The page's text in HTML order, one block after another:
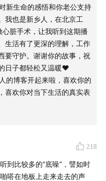
会让爱消逝，我不用假
的东西，比如，阳光 ☀️
阳的工作啊 🥲
己照顾得很好，为我骄
新生命的感悟和你老公支持
我也是新乡人，在北京工
脏手术，让我听到这期播
生活有了更深的理解，工作
要守护。谢谢你的故事，祝
日子都轻松又温暖❤️
的博客开起来啦，喜欢你的
喜欢你对当下生活的真实表
218
到比较多的“底噪”，譬如时
嗒在地板上走来走去的声